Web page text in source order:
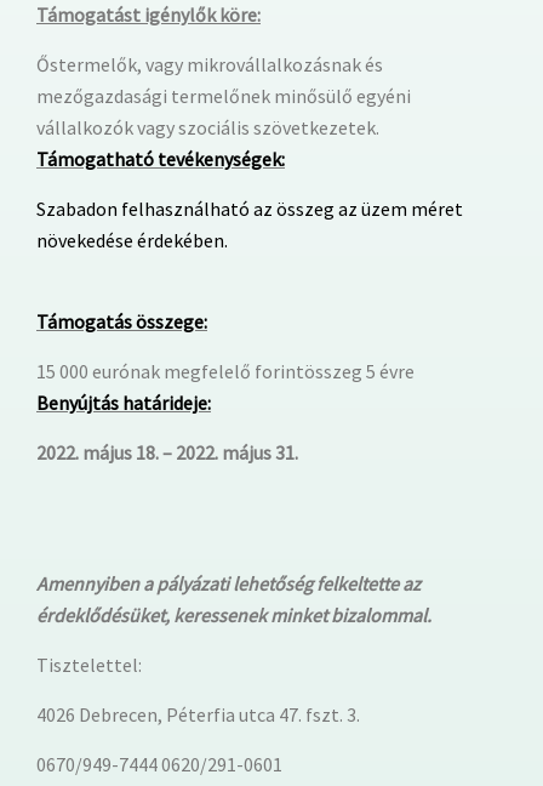
Támogatást igénylők köre:
Őstermelők, vagy mikrovállalkozásnak és
mezőgazdasági termelőnek minősülő egyéni
vállalkozók vagy szociális szövetkezetek.
Támogatható tevékenységek:
Szabadon felhasználható az összeg az üzem méret
növekedése érdekében.
Támogatás összege:
15 000 eurónak megfelelő forintösszeg 5 évre
Benyújtás határideje:
2022. május 18. – 2022. május 31.
Amennyiben a pályázati lehetőség felkeltette az
érdeklődésüket, keressenek minket bizalommal.
Tisztelettel:
4026 Debrecen, Péterfia utca 47. fszt. 3.
0670/949-7444 0620/291-0601